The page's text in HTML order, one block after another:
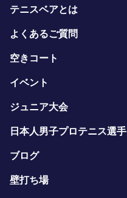
テニスベアとは
よくあるご質問
空きコート
イベント
ジュニア大会
日本人男子プロテニス選手
ブログ
壁打ち場